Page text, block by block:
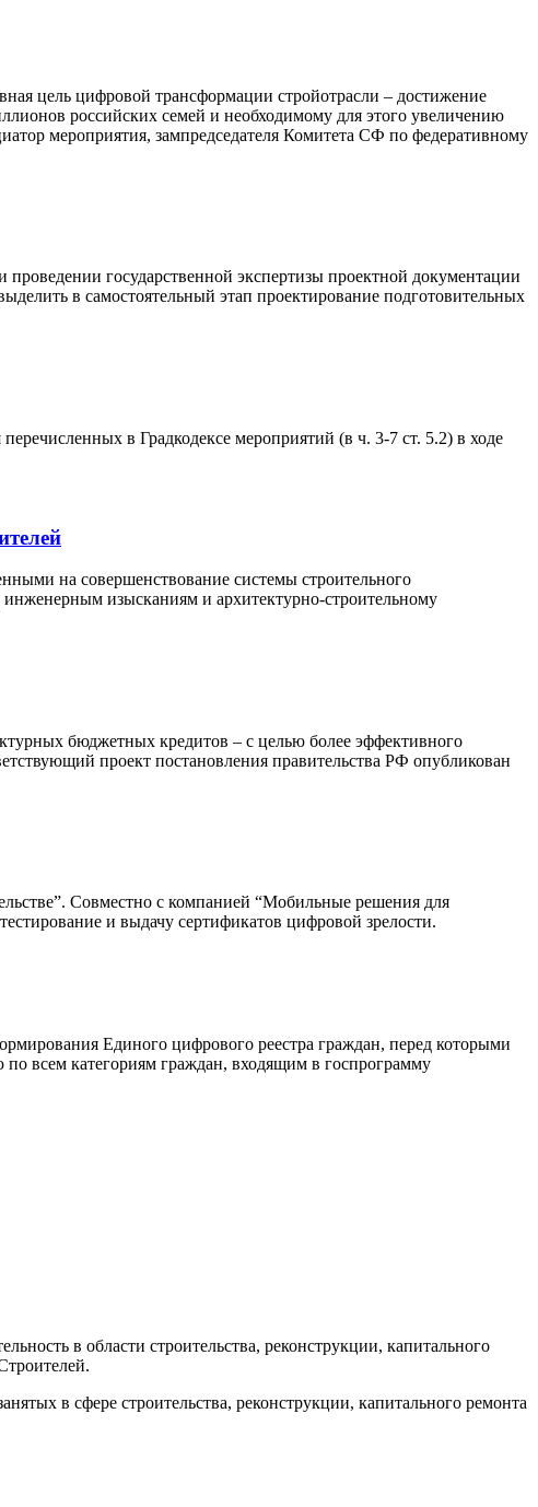
цель цифровой трансформации стройотрасли – достижение
российских семей и необходимому для этого увеличению
мероприятия, зампредседателя Комитета СФ по федеративному
государственной экспертизы проектной документации
в самостоятельный этап проектирование подготовительных
в Градкодексе мероприятий (в ч. 3-7 ст. 5.2) в ходе
на совершенствование системы строительного
инженерным изысканиям и архитектурно-строительному
бюджетных кредитов – с целью более эффективного
проект постановления правительства РФ опубликован
Совместно с компанией “Мобильные решения для
и выдачу сертификатов цифровой зрелости.
Единого цифрового реестра граждан, перед которыми
всем категориям граждан, входящим в госпрограмму
в области строительства, реконструкции, капитального
в сфере строительства, реконструкции, капитального ремонта